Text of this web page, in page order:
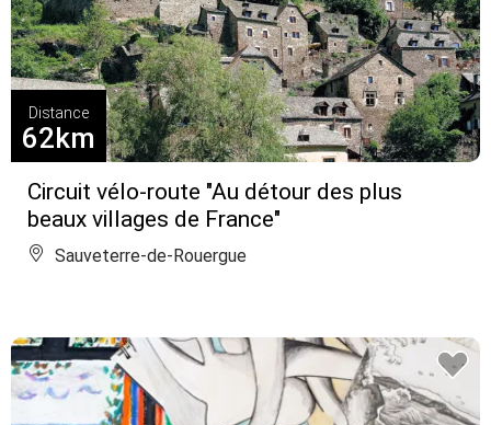
Circuit vélo-route "Au détour des plus
beaux villages de France"
Distance
62km
Sauveterre-de-Rouergue